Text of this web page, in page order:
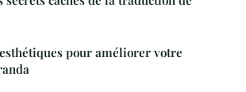
pour améliorer votre